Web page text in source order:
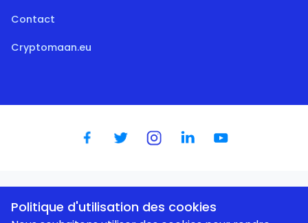
Contact
Cryptomaan.eu
Dutch|English|German |Spanish|French
Politique d'utilisation des cookies